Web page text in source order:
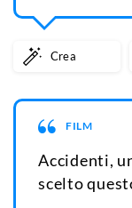
Crea
FILM
Accidenti,
scelto